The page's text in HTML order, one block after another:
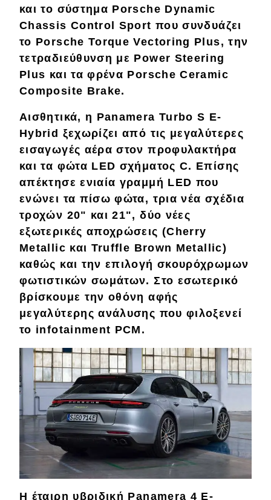
Μεταχειρισμένο
Οδηγός αγοράς
Συμβουλές
Χρηστικά
Συμβουλές
ΚΤΕΟ
Οδική βοήθεια
eDRIVE
DRIVE USED
και το σύστημα Porsche Dynamic
Chassis Control Sport που συνδυάζει
το Porsche Torque Vectoring Plus, την
τετραδιεύθυνση με Power Steering
Plus και τα φρένα Porsche Ceramic
Composite Brake.
Αισθητικά, η Panamera Turbo S E-
Hybrid ξεχωρίζει από τις μεγαλύτερες
εισαγωγές αέρα στον προφυλακτήρα
και τα φώτα LED σχήματος C. Επίσης
απέκτησε ενιαία γραμμή LED που
ενώνει τα πίσω φώτα, τρια νέα σχέδια
τροχών 20" και 21", δύο νέες
εξωτερικές αποχρώσεις (Cherry
Metallic και Truffle Brown Metallic)
καθώς και την επιλογή σκουρόχρωμων
φωτιστικών σωμάτων. Στο εσωτερικό
βρίσκουμε την οθόνη αφής
μεγαλύτερης ανάλυσης που φιλοξενεί
το infotainment PCM.
Η έταιρη υβριδική Panamera 4 E-